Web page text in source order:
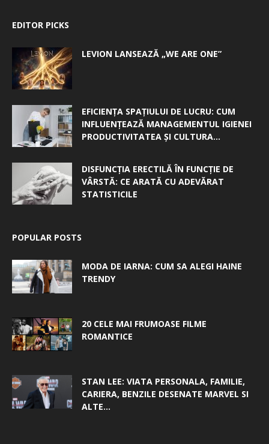
EDITOR PICKS
LEVION LANSEAZĂ „WE ARE ONE”
EFICIENȚA SPAȚIULUI DE LUCRU: CUM
INFLUENȚEAZĂ MANAGEMENTUL IGIENEI
PRODUCTIVITATEA ȘI CULTURA...
DISFUNCȚIA ERECTILĂ ÎN FUNCȚIE DE
VÂRSTĂ: CE ARATĂ CU ADEVĂRAT
STATISTICILE
POPULAR POSTS
MODA DE IARNA: CUM SA ALEGI HAINE
TRENDY
20 CELE MAI FRUMOASE FILME
ROMANTICE
STAN LEE: VIATA PERSONALA, FAMILIE,
CARIERA, BENZILE DESENATE MARVEL SI
ALTE...